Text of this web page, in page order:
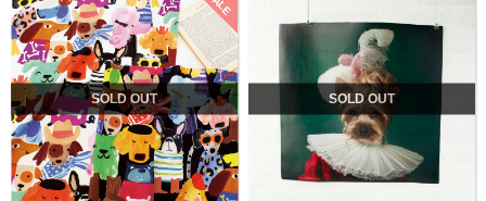
SOLD OUT SOLD OUT